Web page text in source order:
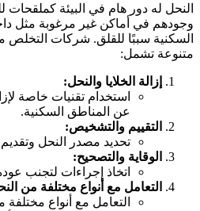
له دور هام في البيئة كملقحات
في أماكن غير مرغوبة مثل
سببًا للقلق. شركات التخلص
تشمل:
إزالة الخلايا والنحل:
استخدام تقنيات خاصة
عن المناطق السكنية.
التقييم والتشخيص:
تحديد مصدر النحل وتقديم
الوقاية والتصحيح:
اتخاذ إجراءات لتجنب
التعامل مع أنواع مختلفة من
التعامل مع أنواع مختلفة